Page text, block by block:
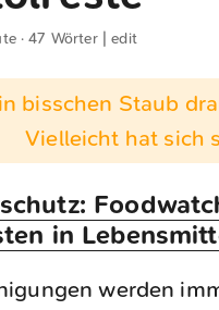
· 47 Wörter |edit
bisschen Staub
Vielleicht hat sich
in
werden